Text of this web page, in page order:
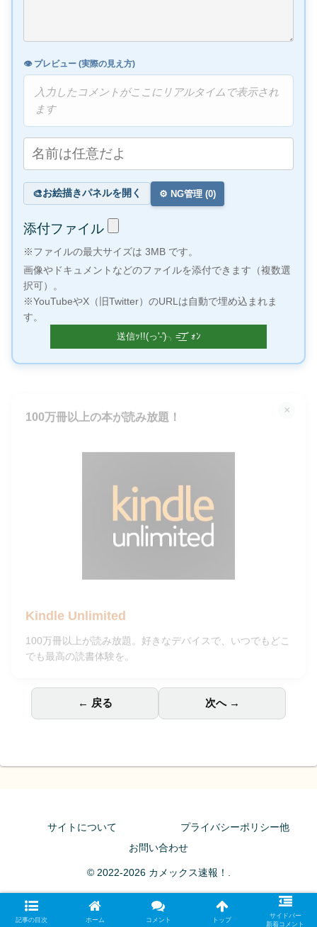
👁️ プレビュー (実際の見え方)
入力したコメントがここにリアルタイムで表示され
ます
🎨お絵描きパネルを開く ⚙️ NG管理 (0)
添付ファイル
※ファイルの最大サイズは 3MB です。
画像やドキュメントなどのファイルを添付できます（複数選
択可）。
※YouTubeやX（旧Twitter）のURLは自動で埋め込まれま
す。
×
100万冊以上の本が読み放題！
Kindle Unlimited
100万冊以上が読み放題。好きなデバイスで、いつでもどこ
でも最高の読書体験を。
← 戻る 次へ →
サイトについて
プライバシーポリシー他
お問い合わせ
© 2022-2026 カメックス速報！.
記事の目次 ホーム コメント トップ
サイドバー
新着コメント